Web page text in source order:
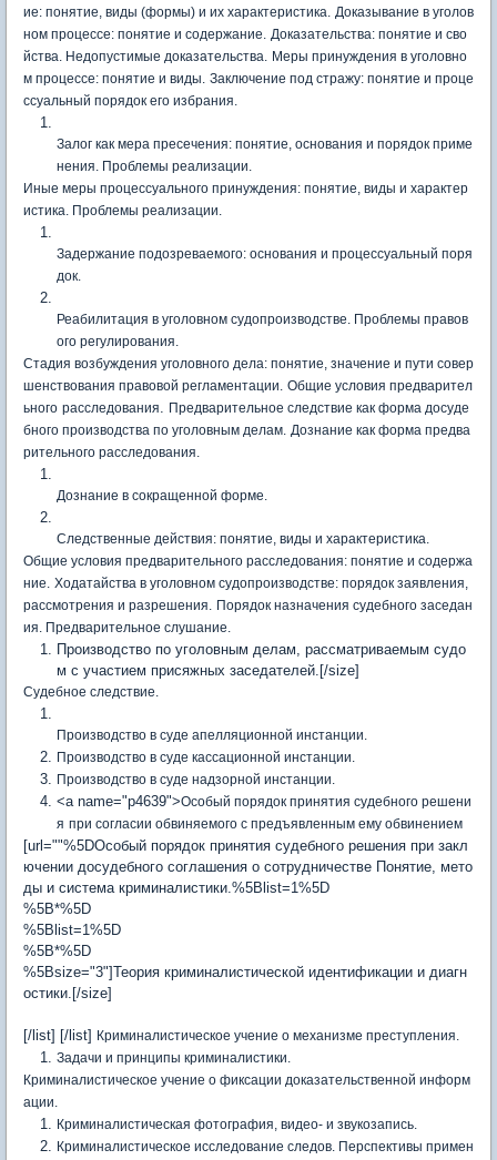
ие: понятие, виды (формы) и их характеристика. Доказывание в уголов
ном процессе: понятие и содержание. Доказательства: понятие и сво
йства. Недопустимые доказательства. Меры принуждения в уголовно
м процессе: понятие и виды. Заключение под стражу: понятие и проце
ссуальный порядок его избрания.
Залог как мера пресечения: понятие, основания и порядок приме
нения. Проблемы реализации.
Иные меры процессуального принуждения: понятие, виды и характер
истика. Проблемы реализации.
Задержание подозреваемого: основания и процессуальный поря
док.
Реабилитация в уголовном судопроизводстве. Проблемы правов
ого регулирования.
Стадия возбуждения уголовного дела: понятие, значение и пути совер
шенствования правовой регламентации. Общие условия предварител
ьного расследования. Предварительное следствие как форма досуде
бного производства по уголовным делам. Дознание как форма предва
рительного расследования.
Дознание в сокращенной форме.
Следственные действия: понятие, виды и характеристика.
Общие условия предварительного расследования: понятие и содержа
ние. Ходатайства в уголовном судопроизводстве: порядок заявления,
рассмотрения и разрешения. Порядок назначения судебного заседан
ия. Предварительное слушание.
Производство по уголовным делам, рассматриваемым судо
м с участием присяжных заседателей.[/size]
Судебное следствие.
Производство в суде апелляционной инстанции.
Производство в суде кассационной инстанции.
Производство в суде надзорной инстанции.
<a name="p4639">Особый порядок принятия судебного решени
я при согласии обвиняемого с предъявленным ему обвинением
[url=""%5DОсобый порядок принятия судебного решения при закл
ючении досудебного соглашения о сотрудничестве Понятие, мето
ды и система криминалистики.%5Blist=1%5D
%5B*%5D
%5Blist=1%5D
%5B*%5D
%5Bsize="3"]Теория криминалистической идентификации и диагн
остики.[/size]
[/list] [/list] Криминалистическое учение о механизме преступления.
Задачи и принципы криминалистики.
Криминалистическое учение о фиксации доказательственной информ
ации.
Криминалистическая фотография, видео- и звукозапись.
Криминалистическое исследование следов. Перспективы примен